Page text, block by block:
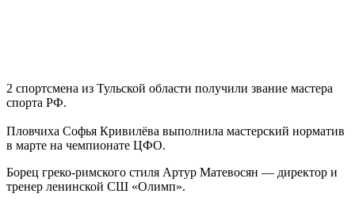
2 спортсмена из Тульской области получили звание мастера
спорта РФ.
Пловчиха Софья Кривилёва выполнила мастерский норматив
в марте на чемпионате ЦФО.
Борец греко-римского стиля Артур Матевосян — директор и
тренер ленинской СШ «Олимп».